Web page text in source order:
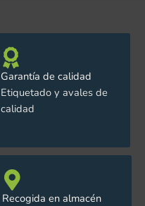
Garantía de calidad
Etiquetado y avales de
calidad
Recogida en almacén